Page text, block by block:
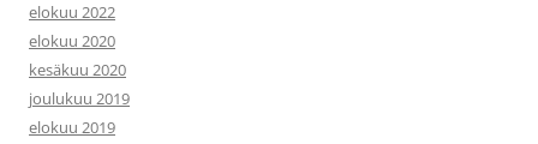
elokuu 2022
elokuu 2020
kesäkuu 2020
joulukuu 2019
elokuu 2019